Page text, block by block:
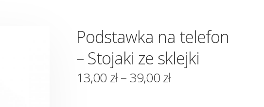
Podstawka na telefon
– Stojaki ze sklejki
13,00 zł–39,00zł